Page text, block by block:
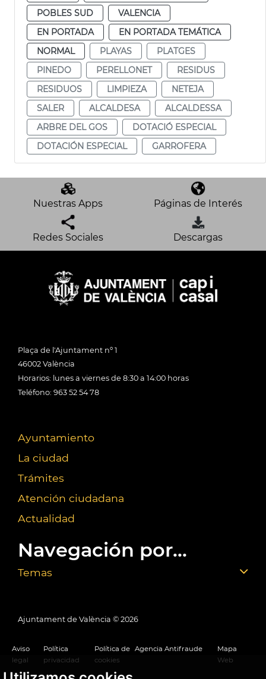
POBLES SUD
VALENCIA
EN PORTADA
EN PORTADA TEMÁTICA
NORMAL
PLAYAS
PLATGES
PINEDO
PERELLONET
RESIDUS
RESIDUOS
LIMPIEZA
NETEJA
SALER
ALCALDESA
ALCALDESSA
ARBRE DEL GOS
DOTACIÓ ESPECIAL
DOTACIÓN ESPECIAL
GARROFERA
Nuestras Apps Páginas de Interés
Redes Sociales Descargas
Plaça de l'Ajuntament nº 1
46002 València
Horarios: lunes a viernes de 8:30 a 14:00 horas
Teléfono: 963 52 54 78
Ayuntamiento
La ciudad
Trámites
Atención ciudadana
Actualidad
Navegación por...
Temas
Ajuntament de València © 2026
Aviso
legal
Política
privacidad
Política de
cookies
Agencia Antifraude
Mapa
Web